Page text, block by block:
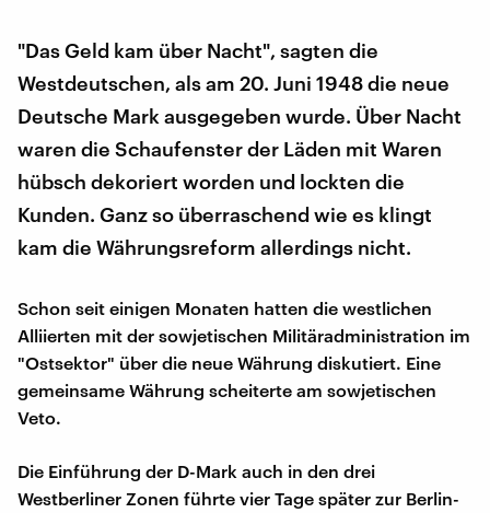
"Das Geld kam über Nacht", sagten die
Westdeutschen, als am 20. Juni 1948 die neue
Deutsche Mark ausgegeben wurde. Über Nacht
waren die Schaufenster der Läden mit Waren
hübsch dekoriert worden und lockten die
Kunden. Ganz so überraschend wie es klingt
kam die Währungsreform allerdings nicht.
Schon seit einigen Monaten hatten die westlichen
Alliierten mit der sowjetischen Militäradministration im
"Ostsektor" über die neue Währung diskutiert. Eine
gemeinsame Währung scheiterte am sowjetischen
Veto.
Die Einführung der D-Mark auch in den drei
Westberliner Zonen führte vier Tage später zur Berlin-